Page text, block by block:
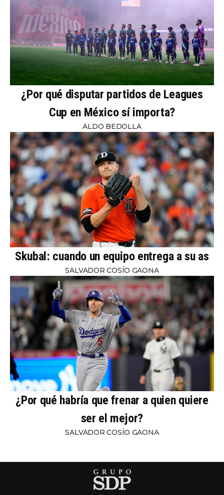
¿Por qué disputar partidos de Leagues
Cup en México sí importa?
ALDO BEDOLLA
Skubal: cuando un equipo entrega a su as
SALVADOR COSÍO GAONA
¿Por qué habría que frenar a quien quiere
ser el mejor?
SALVADOR COSÍO GAONA